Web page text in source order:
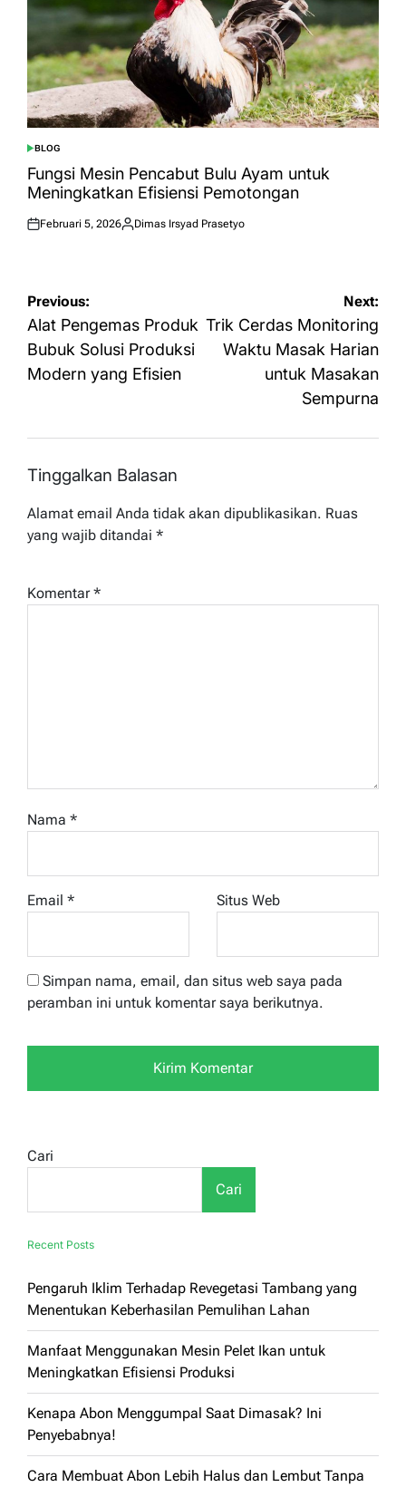
POSTED
IN
BLOG
Fungsi Mesin Pencabut Bulu Ayam untuk
Meningkatkan Efisiensi Pemotongan
Posted
Februari 5, 2026
Posted
Dimas Irsyad Prasetyo
Navigasi
pos
Previous:
Alat Pengemas Produk
Bubuk Solusi Produksi
Modern yang Efisien
Next:
Trik Cerdas Monitoring
Waktu Masak Harian
untuk Masakan
Sempurna
Tinggalkan Balasan
Alamat email Anda tidak akan dipublikasikan. Ruas
yang wajib ditandai *
Komentar*
Nama *
Email * Situs Web
Simpan nama, email, dan situs web saya pada
peramban ini untuk komentar saya berikutnya.
Cari
Cari
Recent Posts
Pengaruh Iklim Terhadap Revegetasi Tambang yang
Menentukan Keberhasilan Pemulihan Lahan
Manfaat Menggunakan Mesin Pelet Ikan untuk
Meningkatkan Efisiensi Produksi
Kenapa Abon Menggumpal Saat Dimasak? Ini
Penyebabnya!
Cara Membuat Abon Lebih Halus dan Lembut Tanpa